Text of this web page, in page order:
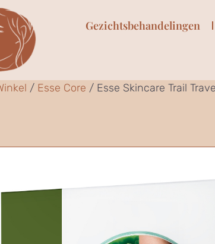
Gezichtsbehandelingen
/ Esse Core / Esse Skincare Trail